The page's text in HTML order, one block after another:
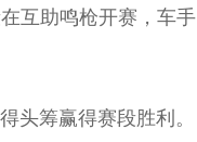
互助鸣枪开赛，车手
头筹赢得赛段胜利。